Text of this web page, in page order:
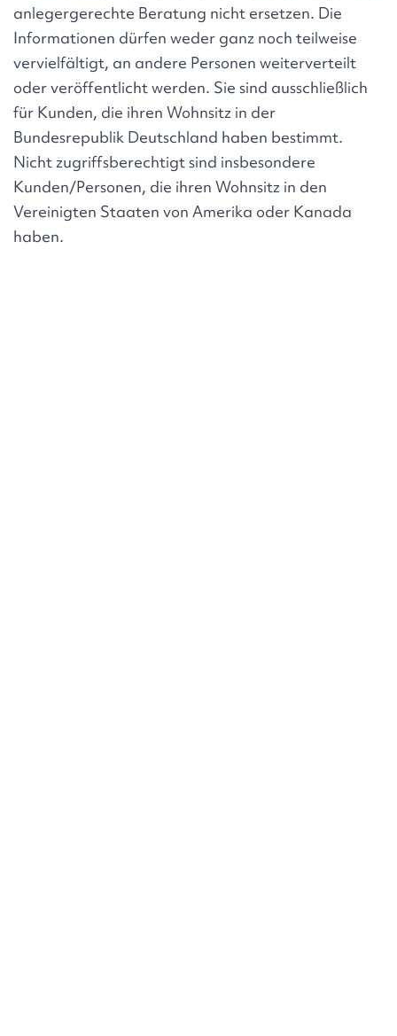
anlegergerechte Beratung nicht ersetzen. Die
Informationen dürfen weder ganz noch teilweise
vervielfältigt, an andere Personen weiterverteilt
oder veröffentlicht werden. Sie sind ausschließlich
für Kunden, die ihren Wohnsitz in der
Bundesrepublik Deutschland haben bestimmt.
Nicht zugriffsberechtigt sind insbesondere
Kunden/Personen, die ihren Wohnsitz in den
Vereinigten Staaten von Amerika oder Kanada
haben.